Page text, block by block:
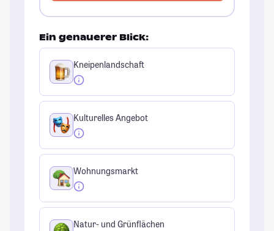
Ein genauerer Blick:
Kneipenlandschaft
Kulturelles Angebot
Wohnungsmarkt
Natur- und Grünflächen